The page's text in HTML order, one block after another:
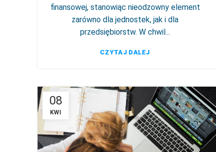
finansowej, stanowiąc nieodzowny element
zarówno dla jednostek, jak i dla
przedsiębiorstw. W chwil...
CZYTAJ DALEJ
08
KWI